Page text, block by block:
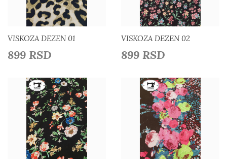
Dodaj u listu želja
VISKOZA DEZEN 01
899 RSD
Dodaj u listu želja
VISKOZA DEZEN 02
899 RSD
Detaljnije
Dodaj u listu želja
Detaljnije
Dodaj u listu želja